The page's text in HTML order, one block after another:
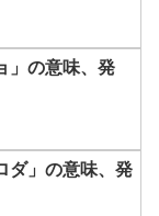
」の意味、発
ダ」の意味、発